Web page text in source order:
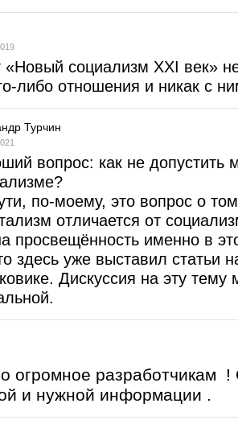
«Новый социализм XXI век»
либо отношения и никак с
Турчин
вопрос: как не допустить
по-моему, это вопрос о
отличается от
просвещённость именно в
здесь уже выставил статьи
Дискуссия на эту тему
огромное разработчикам
и нужной информации .